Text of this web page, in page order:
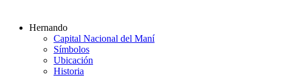
Hernando
Capital Nacional del Maní
Símbolos
Ubicación
Historia